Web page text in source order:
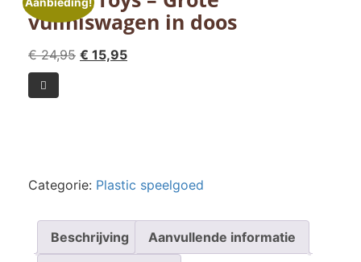
vuilniswagen in doos
€24,95 Oorspronkelijke
€ 15,95Huidige
Viking
Toys
in
doos
aantal

Categorie: Plastic speelgoed
Beschrijving Aanvullende informatie